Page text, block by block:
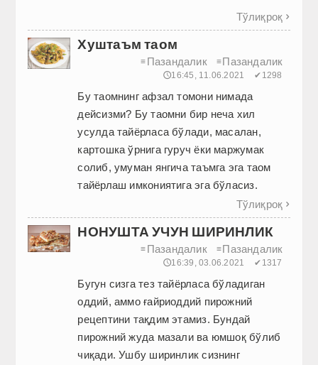
Тўлиқроқ 
Хуштаъм таом
≡ Пазандалик ≡Пазандалик
🕔16:45, 11.06.2021 ✔1298
Бу таомнинг афзал томони нимада
дейсизми? Бу таомни бир неча хил
усулда тайёрласа бўлади, масалан,
картошка ўрнига гуруч ёки маржумак
солиб, умуман янгича таъмга эга таом
тайёрлаш имкониятига эга бўласиз.
Тўлиқроқ 
НОНУШТА УЧУН ШИРИНЛИК
≡ Пазандалик ≡Пазандалик
🕔16:39, 03.06.2021 ✔1317
Бугун сизга тез тайёрласа бўладиган
оддий, аммо ғайриоддий пирожний
рецептини тақдим этамиз. Бундай
пирожний жуда мазали ва юмшоқ бўлиб
чиқади. Ушбу ширинлик сизнинг